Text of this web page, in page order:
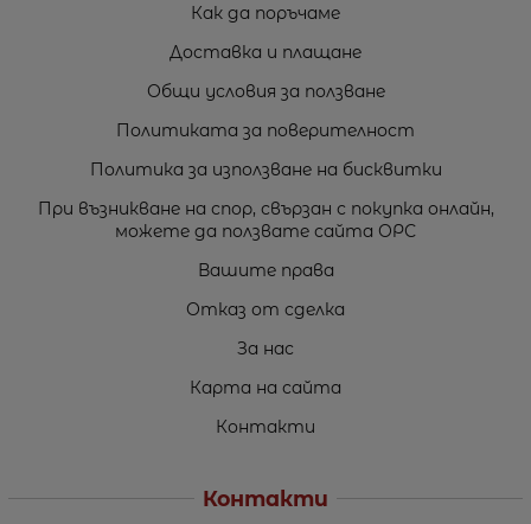
Как да поръчаме
Доставка и плащане
Общи условия за ползване
Политиката за поверителност
Политика за използване на бисквитки
При възникване на спор, свързан с покупка онлайн,
можете да ползвате сайта ОРС
Вашите права
Отказ от сделка
За нас
Карта на сайта
Контакти
Контакти